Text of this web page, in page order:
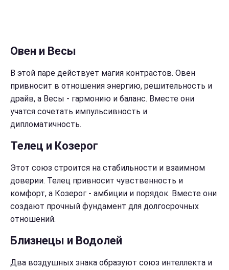
Овен и Весы
В этой паре действует магия контрастов. Овен
привносит в отношения энергию, решительность и
драйв, а Весы - гармонию и баланс. Вместе они
учатся сочетать импульсивность и
дипломатичность.
Телец и Козерог
Этот союз строится на стабильности и взаимном
доверии. Телец привносит чувственность и
комфорт, а Козерог - амбиции и порядок. Вместе они
создают прочный фундамент для долгосрочных
отношений.
Близнецы и Водолей
Два воздушных знака образуют союз интеллекта и